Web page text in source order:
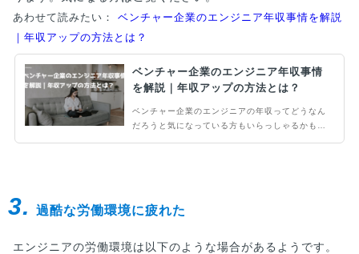
あわせて読みたい： ベンチャー企業のエンジニア年収事情を解説
｜年収アップの方法とは？
ベンチャー企業のエンジニア年収事情
を解説｜年収アップの方法とは？
ベンチャー企業のエンジニアの年収ってどうなん
だろうと気になっている方もいらっしゃるかもし
3. 過酷な労働環境に疲れた
エンジニアの労働環境は以下のような場合があるようです。